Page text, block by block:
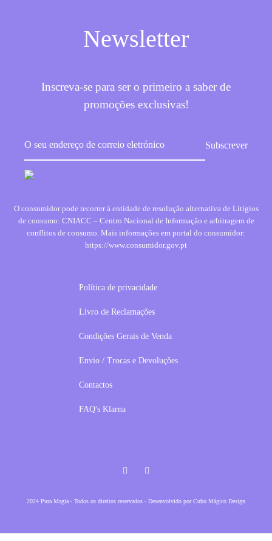
Newsletter
Inscreva-se para ser o primeiro a saber de
promoções exclusivas!
O consumidor pode recorrer à entidade de resolução alternativa de Litígios
de consumo: CNIACC – Centro Nacional de Informação e arbitragem de
conflitos de consumo. Mais informações em portal do consumidor:
https://www.consumidor.gov.pt
2024 Pura Magia - Todos os direitos reservados - Desenvolvido porCubo Mágico Design
Política de privacidade
Livro de Reclamações
Condições Gerais de Venda
Envio / Trocas e Devoluções
Contactos
FAQ's Klarna
Facebook